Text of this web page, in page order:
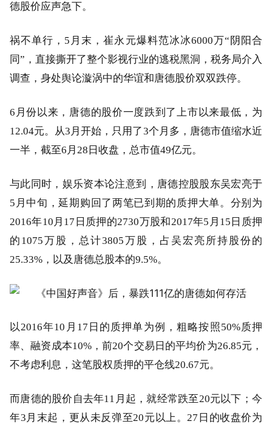
德股价应声急下。
祸不单行，5月末，崔永元爆料范冰冰6000万“阴阳合
同”，直接撕开了整个影视行业的逃税黑洞，税务局介入
调查，身处舆论漩涡中的华谊和唐德股价双双跌停。
6月份以来，唐德的股价一度跌到了上市以来最低，为
12.04元。从3月开始，只用了3个月多，唐德市值缩水近
一半，截至6月28日收盘，总市值49亿元。
与此同时，娱乐资本论注意到，唐德控股股东吴宏亮于
5月中旬，延期购回了两笔已到期的质押大单。分别为
2016年10月17日质押的2730万股和2017年5月15日质押
的1075万股，总计3805万股，占吴宏亮所持股份的
25.33%，以及唐德总股本的9.5%。
以2016年10月17日的质押单为例，粗略按照50%质押
率、融资成本10%，前20个交易日的平均价为26.85元，
不考虑利息，这笔股权质押的平仓线20.67元。
而唐德的股价自去年11月起，就经常跌至20元以下；今
年3月末起，更从未反弹至20元以上。27日的收盘价为